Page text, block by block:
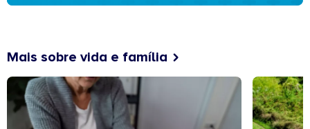
Mais sobre vida e família